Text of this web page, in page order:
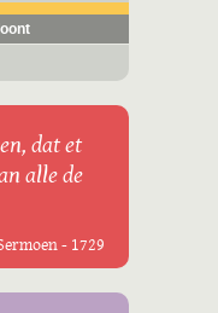
dat et
alle de
- 1729